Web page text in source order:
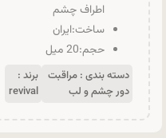
اطراف چشم
ساخت:ایران
حجم:20 میل
دسته بندی : مراقبت
دور چشم و لب
برند :
revival